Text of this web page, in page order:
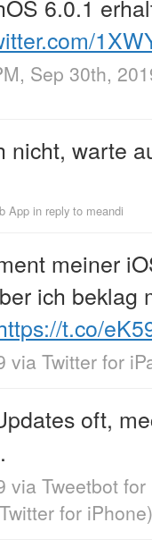
6.0.1
Sep 30th,
nicht, warte
App in reply to meandi
meiner
ich beklag
t.co/
via Twitter for
oft,
via Tweetbot
Twitter for iPhone)